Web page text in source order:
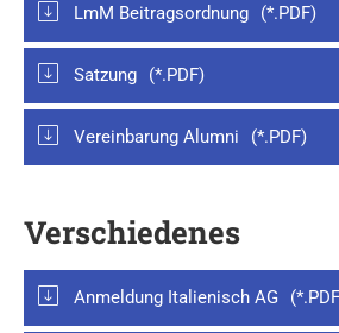
LmM Beitragsordnung
Satzung
Vereinbarung Alumni
Verschiedenes
Anmeldung Italienisch AG